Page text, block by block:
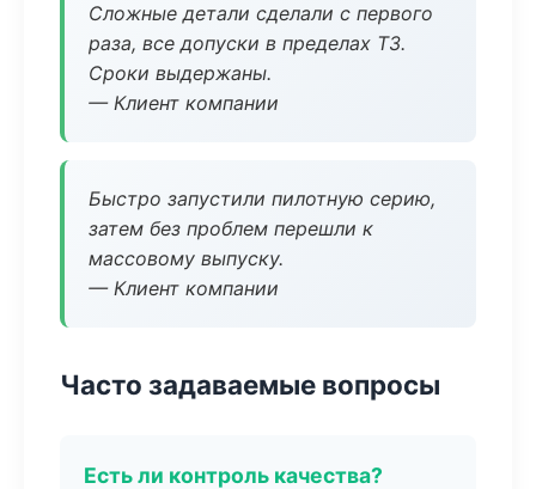
Сложные детали сделали с первого
раза, все допуски в пределах ТЗ.
Сроки выдержаны.
— Клиент компании
Быстро запустили пилотную серию,
затем без проблем перешли к
массовому выпуску.
— Клиент компании
Часто задаваемые вопросы
Есть ли контроль качества?